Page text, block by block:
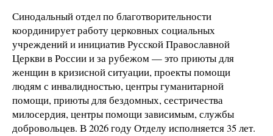
Синодальный отдел по благотворительности
координирует работу церковных социальных
учреждений и инициатив Русской Православной
Церкви в России и за рубежом — это приюты для
женщин в кризисной ситуации, проекты помощи
людям с инвалидностью, центры гуманитарной
помощи, приюты для бездомных, сестричества
милосердия, центры помощи зависимым, службы
добровольцев. В 2026 году Отделу исполняется 35 лет.